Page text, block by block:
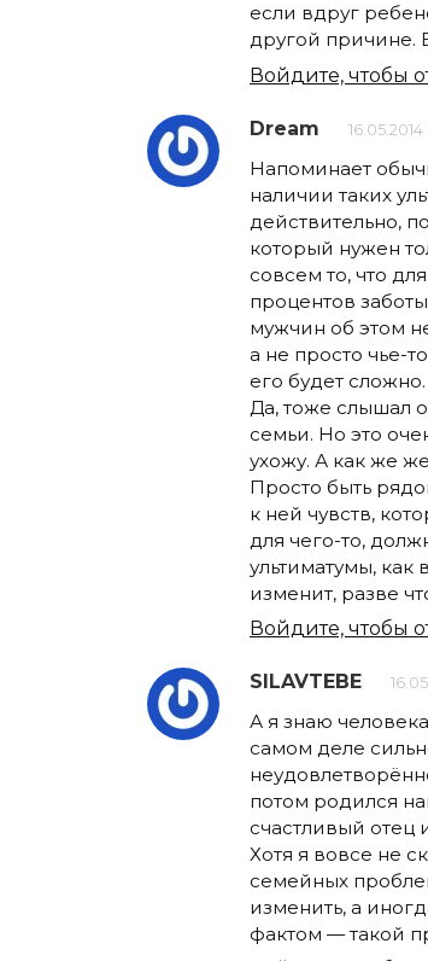
если вдруг
другой причине.
Войдите, чтобы
Dream 16.05.2014
Напоминает
наличии таких
действительно,
который нужен
совсем то, что
процентов
мужчин об этом
а не просто чье-
его будет сложно.
Да, тоже слышал
семьи. Но это
ухожу. А как же
Просто быть
к ней чувств,
для чего-то,
ультиматумы,
изменит, разве
Войдите, чтобы
SILAVTEBE
А я знаю
самом деле
потом родился
счастливый отец
Хотя я вовсе не
семейных
изменить, а
фактом — такой